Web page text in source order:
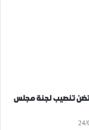
تنصيب لجنة مجلس